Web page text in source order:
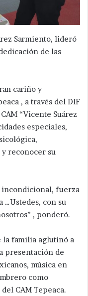
Sarmiento, lideró
de las
cariño y
, a través del DIF
“Vicente Suárez
especiales,
reconocer su
incondicional, fuerza
…Ustedes, con su
, ponderó.
la familia aglutinó a
presentación de
música en
como
CAM Tepeaca.